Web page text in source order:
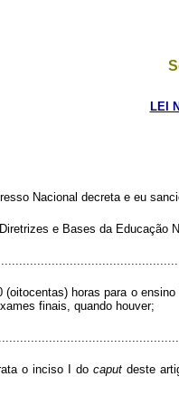
LEI
Nacional decreta e eu
e Bases da Educação
horas para o
finais, quando houver;
o inciso I do caputdeste